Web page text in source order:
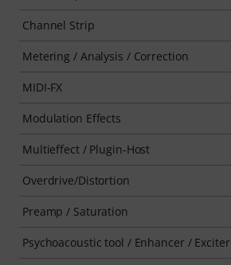
Channel Strip
Metering / Analysis / Correction
MIDI-FX
Modulation Effects
Multieffect / Plugin-Host
Overdrive/Distortion
Preamp / Saturation
Psychoacoustic tool / Enhancer / Exciter